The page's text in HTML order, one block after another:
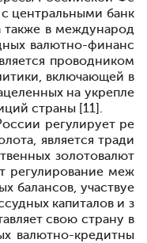
центральными банк
также в международ
валютно-финанс
проводником
включающей в
на укрепле
страны [11].
регулирует ре
является тради
золотовалют
регулирование меж
балансов, участвуе
капиталов и з
свою страну в
валютно-кредитны